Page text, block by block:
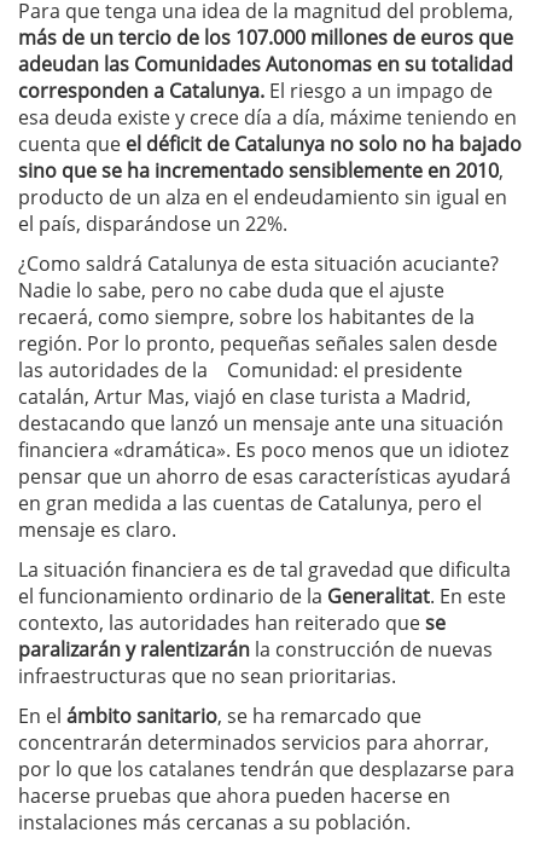
Para que tenga una idea de la magnitud del problema,
más de un tercio de los 107.000 millones de euros que
adeudan las Comunidades Autonomas en su totalidad
corresponden a Catalunya. El riesgo a un impago de
esa deuda existe y crece día a día, máxime teniendo en
cuenta que el déficit de Catalunya no solo no ha bajado
sino que se ha incrementado sensiblemente en 2010,
producto de un alza en el endeudamiento sin igual en
el país, disparándose un 22%.
¿Como saldrá Catalunya de esta situación acuciante?
Nadie lo sabe, pero no cabe duda que el ajuste
recaerá, como siempre, sobre los habitantes de la
región. Por lo pronto, pequeñas señales salen desde
las autoridades de la Comunidad: el presidente
catalán, Artur Mas, viajó en clase turista a Madrid,
destacando que lanzó un mensaje ante una situación
financiera «dramática». Es poco menos que un idiotez
pensar que un ahorro de esas características ayudará
en gran medida a las cuentas de Catalunya, pero el
mensaje es claro.
La situación financiera es de tal gravedad que dificulta
el funcionamiento ordinario de la Generalitat. En este
contexto, las autoridades han reiterado quese
paralizarán y ralentizarán la construcción de nuevas
infraestructuras que no sean prioritarias.
En el ámbito sanitario, se ha remarcado que
concentrarán determinados servicios para ahorrar,
por lo que los catalanes tendrán que desplazarse para
hacerse pruebas que ahora pueden hacerse en
instalaciones más cercanas a su población.